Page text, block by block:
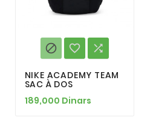
  
NIKE ACADEMY TEAM
SAC À DOS
189,000 Dinars